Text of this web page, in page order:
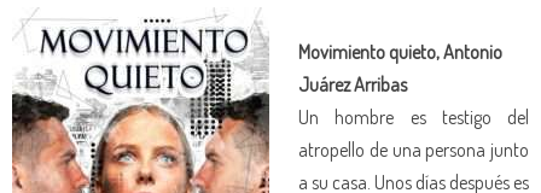
Movimiento quieto, Antonio
Juárez Arribas
Un hombre es testigo del
atropello de una persona junto
a su casa. Unos días después es